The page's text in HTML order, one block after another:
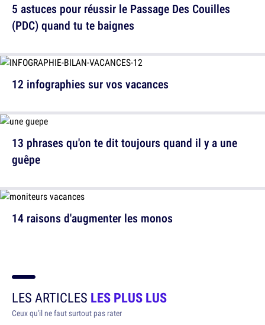
5 astuces pour réussir le Passage Des Couilles
(PDC) quand tu te baignes
13 phrases qu'on te dit toujours quand il y a une
guêpe
12 infographies sur vos vacances
14 raisons d'augmenter les monos
LES ARTICLES LES PLUS LUS
Ceux qu'il ne faut surtout pas rater